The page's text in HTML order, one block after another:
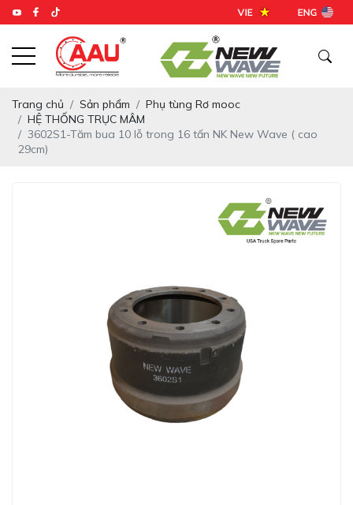
Trang chủ Sản phẩm
Phụ tùng Rơ mooc
HỆ THỐNG TRỤC MÂM
3602S1-Tăm bua 10 lỗ trong 16 tấn NK New Wave ( cao
29cm)